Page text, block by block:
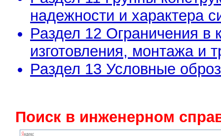
надежности и характера
Раздел 12 Ограничения в
изготовления, монтажа и
Раздел 13 Условные
Поиск в инженерном